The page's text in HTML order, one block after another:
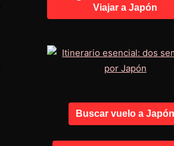
Viajar a Japón
Buscar vuelo a Japón